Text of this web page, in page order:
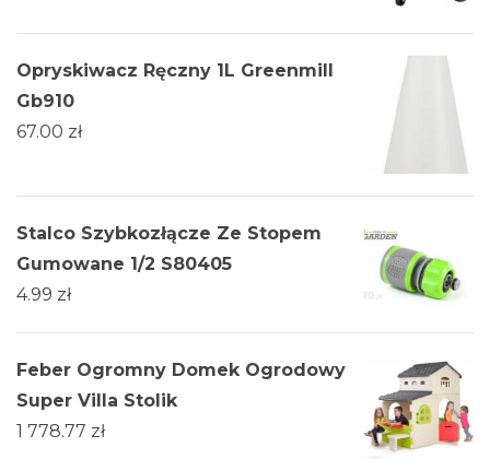
Opryskiwacz Ręczny 1L Greenmill
Gb910
67.00 zł
Stalco Szybkozłącze Ze Stopem
Gumowane 1/2 S80405
4.99 zł
Feber Ogromny Domek Ogrodowy
Super Villa Stolik
1 778.77 zł